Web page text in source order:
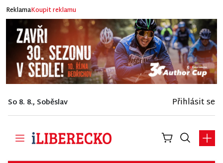
ReklamaKoupit reklamu
So 8. 8., Soběslav Přihlásit se